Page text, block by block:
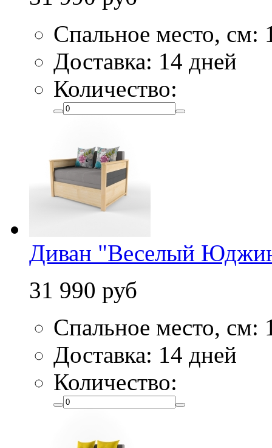
Спальное место, см:
Доставка: 14 дней
Количество:
Диван "Веселый
31 990 руб
Спальное место, см:
Доставка: 14 дней
Количество: